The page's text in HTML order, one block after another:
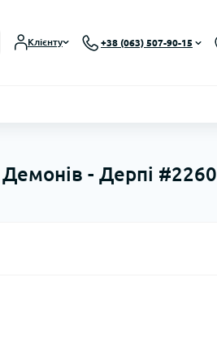
Клієнту +38 (063) 507-90-15
- Дерпі #2260